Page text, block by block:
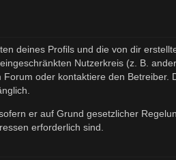
deines Profils und die von dir
Nutzerkreis (z. B.
oder kontaktiere den Betreiber.
er auf Grund gesetzlicher
erforderlich sind.